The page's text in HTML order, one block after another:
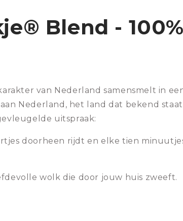
Blend - 100%
van Nederland samensmelt in
Nederland, het land dat bekend
uitspraak:
doorheen rijdt en elke tien
wolk die door jouw huis zweeft.